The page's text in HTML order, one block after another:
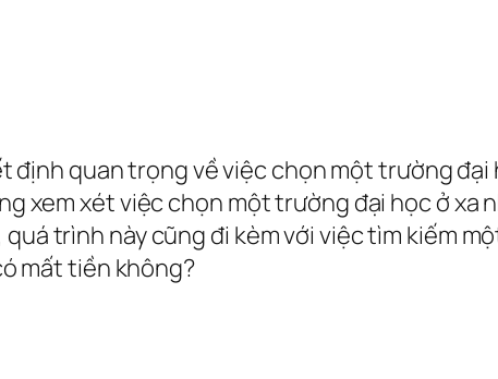
định quan trọng về việc chọn một trường
xem xét việc chọn một trường đại học ở xa
trình này cũng đi kèm với việc tìm kiếm
mất tiền không?